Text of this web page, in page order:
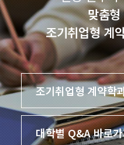
맞춤
조기취업형 계
조기취업형 계약학
대학별 Q&A 바로